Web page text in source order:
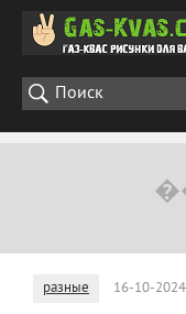
разные 16-10-